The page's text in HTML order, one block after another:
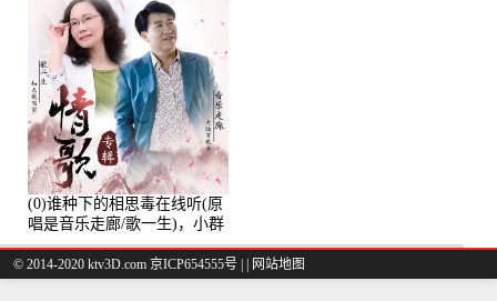
(0)谁种下的相思毒在线听(原
唱是音乐走廊/歌一生)，小群
演唱点播:8975次
© 2014-2020 ktv3D.com 京ICP654555号 | 网站地图